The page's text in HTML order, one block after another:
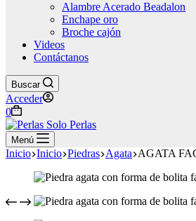
Alambre Acerado Beadalon
Enchape oro
Broche cajón
Videos
Contáctanos
Buscar
Acceder
Carro
de
compra
0
Menú
Inicio Inicio Piedras Agata AGATA